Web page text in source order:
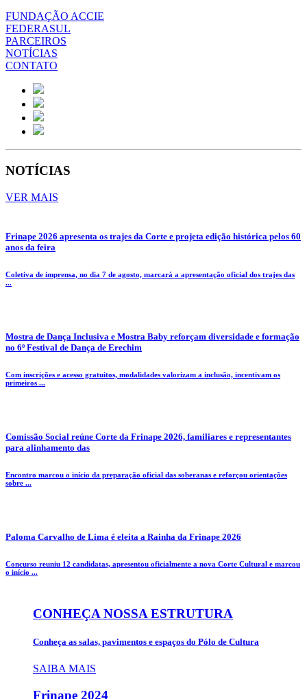
FUNDAÇÃO ACCIE
FEDERASUL
PARCEIROS
NOTÍCIAS
CONTATO
NOTÍCIAS
VER MAIS
Frinape 2026 apresenta os trajes da Corte e projeta edição histórica pelos 60
anos da feira
Coletiva de imprensa, no dia 7 de agosto, marcará a apresentação oficial dos trajes das
...
Mostra de Dança Inclusiva e Mostra Baby reforçam diversidade e formação
no 6º Festival de Dança de Erechim
Com inscrições e acesso gratuitos, modalidades valorizam a inclusão, incentivam os
primeiros ...
Comissão Social reúne Corte da Frinape 2026, familiares e representantes
para alinhamento das
Encontro marcou o início da preparação oficial das soberanas e reforçou orientações
sobre ...
Paloma Carvalho de Lima é eleita a Rainha da Frinape 2026
Concurso reuniu 12 candidatas, apresentou oficialmente a nova Corte Cultural e marcou
o início ...
CONHEÇA NOSSA ESTRUTURA
Conheça as salas, pavimentos e espaços do Pólo de Cultura
SAIBA MAIS
Frinape 2024